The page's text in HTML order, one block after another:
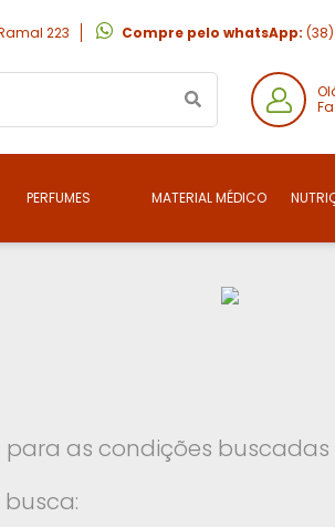
223 Compre pelo whatsApp:
PERFUMES MATERIAL MÉDICO
as condições buscadas